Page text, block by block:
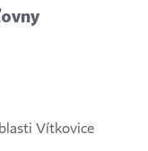
Vítkovice